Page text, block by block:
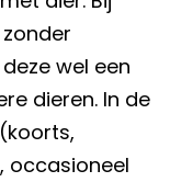
wel een
dieren. In de
occasioneel